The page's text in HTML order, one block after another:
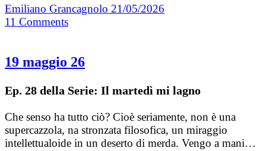
Emiliano Grancagnolo 21/05/2026
11 Comments
19 maggio 26
Ep. 28 della Serie: Il martedì mi lagno
Che senso ha tutto ciò? Cioè seriamente, non è una
supercazzola, na stronzata filosofica, un miraggio
intellettualoide in un deserto di merda. Vengo a mani…